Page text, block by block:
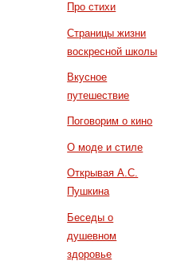
Про стихи
Страницы жизни
воскресной школы
Вкусное
путешествие
Поговорим о кино
О моде и стиле
Открывая А.С.
Пушкина
Беседы о
душевном
здоровье